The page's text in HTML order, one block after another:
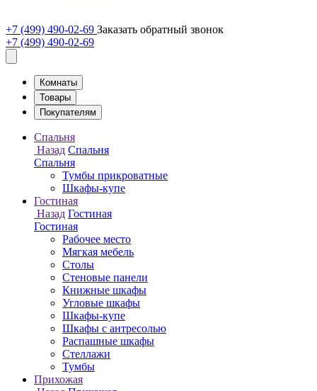
+7 (499) 490-02-69 Заказать обратный звонок
+7 (499) 490-02-69